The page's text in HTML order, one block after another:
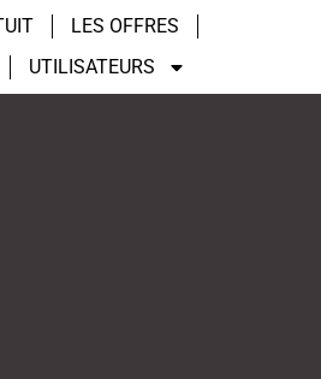
LES OFFRES
UTILISATEURS